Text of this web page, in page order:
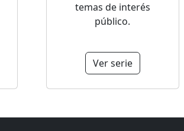
temas de interés
público.
Ver serie